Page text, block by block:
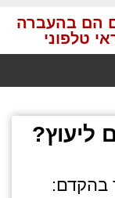
הם בהעברה
טלפוני
ליעוץ?
בהקדם: